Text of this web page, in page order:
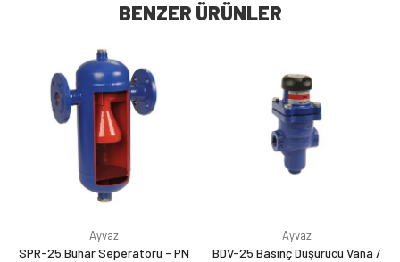
BENZER ÜRÜNLER
Ayvaz
SPR-25 Buhar Seperatörü - PN
Ayvaz
BDV-25 Basınç Düşürücü Vana /